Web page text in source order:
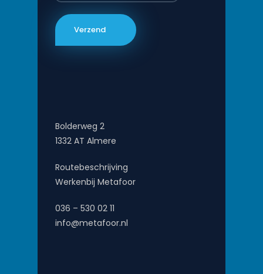
Bolderweg 2
1332 AT Almere
Routebeschrijving
Werkenbij Metafoor
036 – 530 02 11
info@metafoor.nl